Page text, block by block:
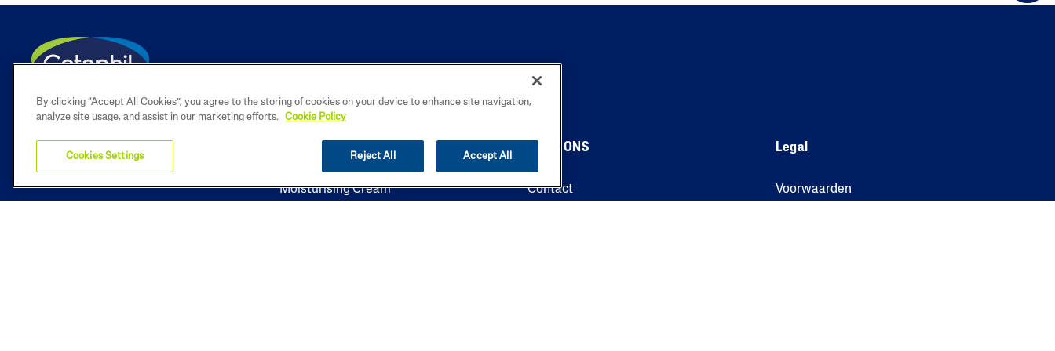
Moisturising Cream
OVER ONS
Contact
Legal
Voorwaarden
By clicking “Accept All Cookies”, you agree to the storing of cookies on your device to enhance site navigation,
analyze site usage, and assist in our marketing efforts.
Cookie Policy
Cookies Settings Reject All Accept All